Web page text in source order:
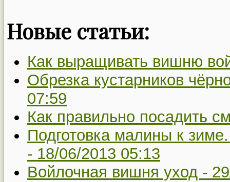
Новые статьи:
Как выращивать вишню
Обрезка кустарников
07:59
Как правильно посадить
Подготовка малины к
- 18/06/2013 05:13
Войлочная вишня уход -